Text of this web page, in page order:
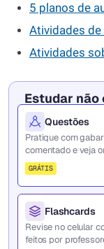
5 planos de
Atividades de
Atividades
Estudar não
Questões
Pratique com
comentado e veja
GRÁTIS
Flashcards
Revise no celular
feitos por